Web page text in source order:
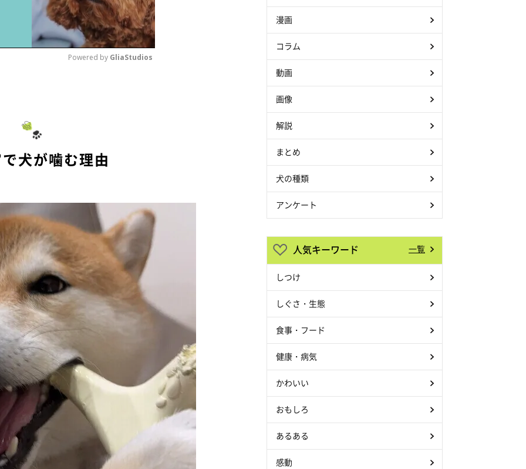
Powered by GliaStudios
犬が噛む理由
漫画
コラム
動画
画像
解説
まとめ
犬の種類
アンケート
人気キーワード 一覧
しつけ
しぐさ・生態
食事・フード
健康・病気
かわいい
おもしろ
あるある
感動